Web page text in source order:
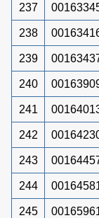
237
238
239
240
241
242
243
244
245